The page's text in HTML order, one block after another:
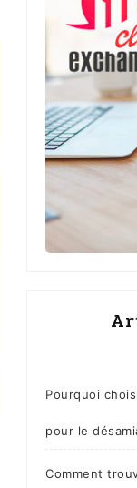
Pourquoi
pour le
Comment